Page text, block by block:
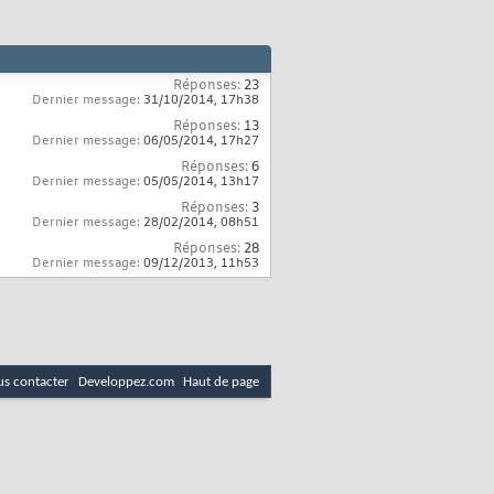
Réponses: 23
Dernier message: 31/10/2014, 17h38
Réponses: 13
Dernier message: 06/05/2014, 17h27
Réponses:6
Dernier message: 05/05/2014, 13h17
Réponses: 3
Dernier message: 28/02/2014, 08h51
Réponses: 28
Dernier message: 09/12/2013, 11h53
contacter Developpez.com Haut de page